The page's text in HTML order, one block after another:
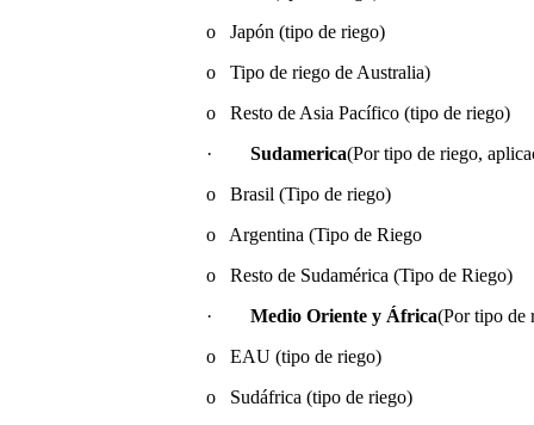
o Japón (tipo de riego)
o Tipo de riego de Australia)
o Resto de Asia Pacífico (tipo de riego)
· Sudamerica(Por tipo de riego,
o Brasil (Tipo de riego)
o Argentina (Tipo de Riego
o Resto de Sudamérica (Tipo de Riego)
· Medio Oriente y África(Por tipo de
o EAU (tipo de riego)
o Sudáfrica (tipo de riego)